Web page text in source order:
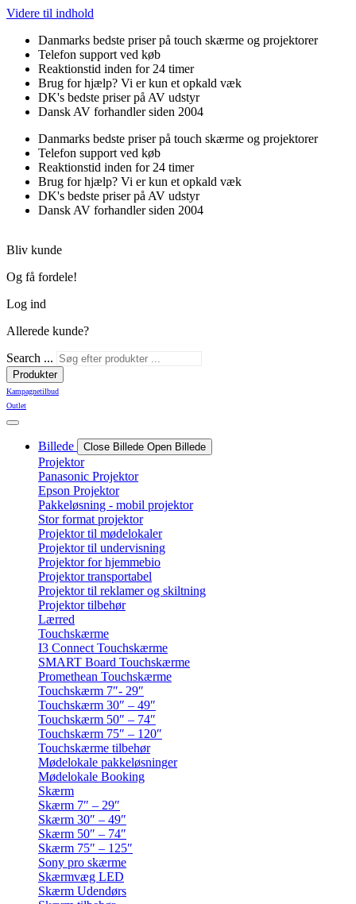
Videre til indhold
Danmarks bedste priser på touch skærme og projektorer
Telefon support ved køb
Reaktionstid inden for 24 timer
Brug for hjælp? Vi er kun et opkald væk
DK's bedste priser på AV udstyr
Dansk AV forhandler siden 2004
Danmarks bedste priser på touch skærme og projektorer
Telefon support ved køb
Reaktionstid inden for 24 timer
Brug for hjælp? Vi er kun et opkald væk
DK's bedste priser på AV udstyr
Dansk AV forhandler siden 2004
Bliv kunde
Og få fordele!
Log ind
Allerede kunde?
Search ...
Produkter
Kampagnetilbud
Outlet
Billede Close Billede Open Billede
Projektor
Panasonic Projektor
Epson Projektor
Pakkeløsning - mobil projektor
Stor format projektor
Projektor til mødelokaler
Projektor til undervisning
Projektor for hjemmebio
Projektor transportabel
Projektor til reklamer og skiltning
Projektor tilbehør
Lærred
Touchskærme
I3 Connect Touchskærme
SMART Board Touchskærme
Promethean Touchskærme
Touchskærm 7″- 29″
Touchskærm 30″ – 49″
Touchskærm 50″ – 74″
Touchskærm 75″ – 120″
Touchskærme tilbehør
Mødelokale pakkeløsninger
Mødelokale Booking
Skærm
Skærm 7″ – 29″
Skærm 30″ – 49″
Skærm 50″ – 74″
Skærm 75″ – 125″
Sony pro skærme
Skærmvæg LED
Skærm Udendørs